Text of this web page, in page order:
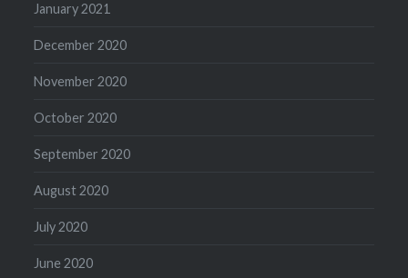
January 2021
December 2020
November 2020
October 2020
September 2020
August 2020
July 2020
June 2020